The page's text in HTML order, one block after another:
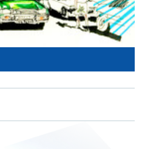
錄方式的課程，請填妥
中心或以郵遞方式連同學
。